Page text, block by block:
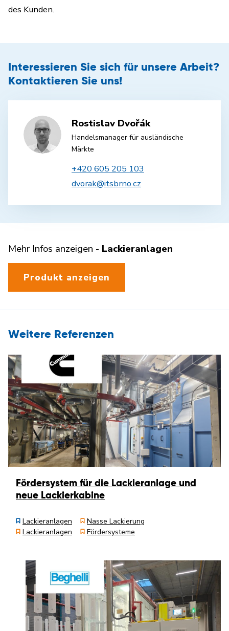
des Kunden.
Interessieren Sie sich für unsere Arbeit?
Kontaktieren Sie uns!
Rostislav Dvořák
Handelsmanager für ausländische
Märkte
+420 605 205 103
dvorak@itsbrno.cz
Mehr Infos anzeigen - Lackieranlagen
Produkt anzeigen
Weitere Referenzen
Fördersystem für die Lackieranlage und
neue Lackierkabine
Lackieranlagen
Nasse Lackierung
Lackieranlagen
Fördersysteme